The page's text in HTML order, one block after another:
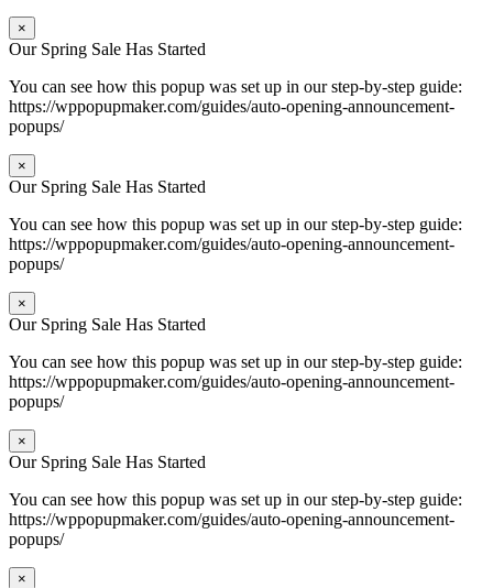
×
Our Spring Sale Has Started
You can see how this popup was set up in our step-by-step guide:
https://wppopupmaker.com/guides/auto-opening-announcement-
popups/
×
Our Spring Sale Has Started
You can see how this popup was set up in our step-by-step guide:
https://wppopupmaker.com/guides/auto-opening-announcement-
popups/
×
Our Spring Sale Has Started
You can see how this popup was set up in our step-by-step guide:
https://wppopupmaker.com/guides/auto-opening-announcement-
popups/
×
Our Spring Sale Has Started
You can see how this popup was set up in our step-by-step guide:
https://wppopupmaker.com/guides/auto-opening-announcement-
popups/
×